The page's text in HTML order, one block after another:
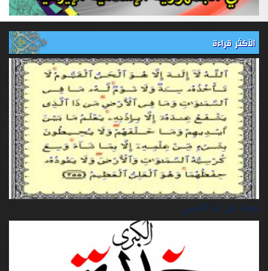
الأكثر قراءة
تعرف على آية الكرسي